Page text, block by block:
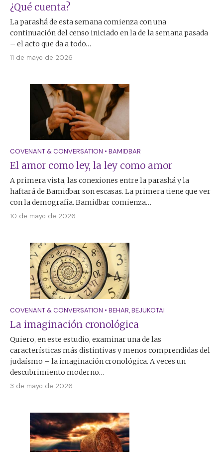
¿Qué cuenta?
La parashá de esta semana comienza con una
continuación del censo iniciado en la de la semana pasada
– el acto que da a todo…
11 de mayo de 2026
COVENANT & CONVERSATION • BAMIDBAR
El amor como ley, la ley como amor
A primera vista, las conexiones entre la parashá y la
haftará de Bamidbar son escasas. La primera tiene que ver
con la demografía. Bamidbar comienza…
10 de mayo de 2026
COVENANT & CONVERSATION • BEHAR,BEJUKOTAI
La imaginación cronológica
Quiero, en este estudio, examinar una de las
características más distintivas y menos comprendidas del
judaísmo – la imaginación cronológica. A veces un
descubrimiento moderno…
3 de mayo de 2026